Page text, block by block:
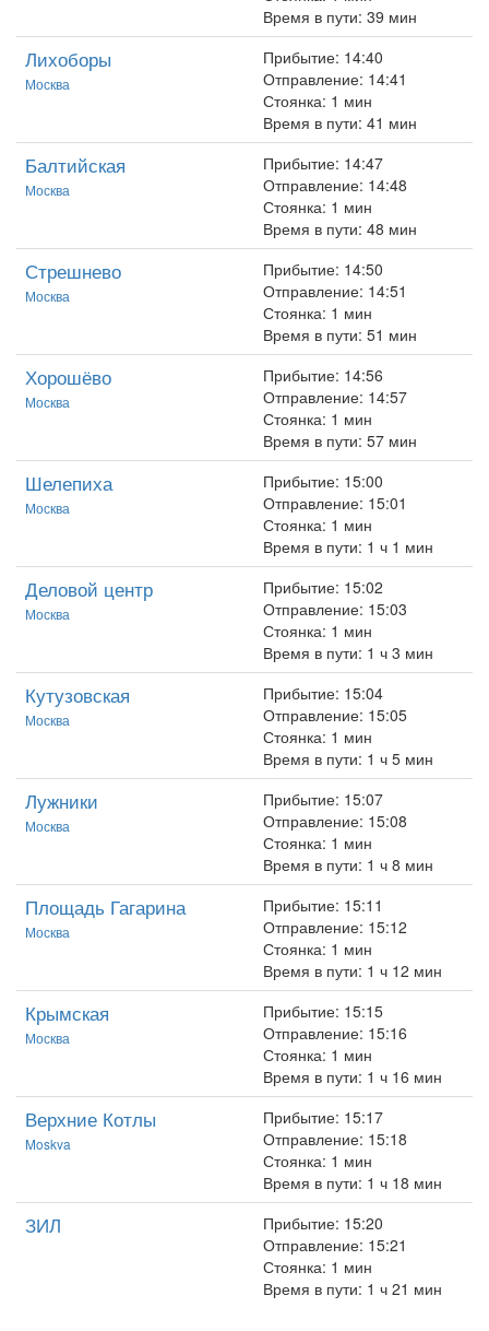
Время в пути: 39 мин
Лихоборы
Москва
Прибытие: 14:40
Отправление: 14:41
Стоянка: 1 мин
Время в пути: 41 мин
Балтийская
Москва
Прибытие: 14:47
Отправление: 14:48
Стоянка: 1 мин
Время в пути: 48 мин
Стрешнево
Москва
Прибытие: 14:50
Отправление: 14:51
Стоянка: 1 мин
Время в пути: 51 мин
Хорошёво
Москва
Прибытие: 14:56
Отправление: 14:57
Стоянка: 1 мин
Время в пути: 57 мин
Шелепиха
Москва
Прибытие: 15:00
Отправление: 15:01
Стоянка: 1 мин
Время в пути: 1 ч 1 мин
Деловой центр
Москва
Прибытие: 15:02
Отправление: 15:03
Стоянка: 1 мин
Время в пути: 1 ч 3 мин
Кутузовская
Москва
Прибытие: 15:04
Отправление: 15:05
Стоянка: 1 мин
Время в пути: 1 ч 5 мин
Лужники
Москва
Прибытие: 15:07
Отправление: 15:08
Стоянка: 1 мин
Время в пути: 1 ч 8 мин
Площадь Гагарина
Москва
Прибытие: 15:11
Отправление: 15:12
Стоянка: 1 мин
Время в пути: 1 ч 12 мин
Крымская
Москва
Прибытие: 15:15
Отправление: 15:16
Стоянка: 1 мин
Время в пути: 1 ч 16 мин
Верхние Котлы
Moskva
Прибытие: 15:17
Отправление: 15:18
Стоянка: 1 мин
Время в пути: 1 ч 18 мин
ЗИЛ
Прибытие: 15:20
Отправление: 15:21
Стоянка: 1 мин
Время в пути: 1 ч 21 мин